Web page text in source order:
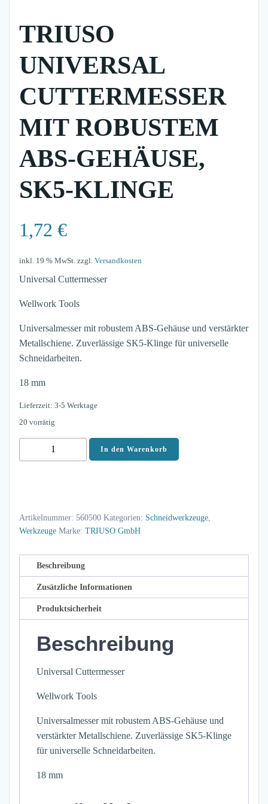
TRIUSO
UNIVERSAL
CUTTERMESSER
MIT ROBUSTEM
ABS-GEHÄUSE,
SK5-KLINGE
1,72 €
inkl. 19 % MwSt. zzgl. Versandkosten
Universal Cuttermesser
Wellwork Tools
Universalmesser mit robustem ABS-Gehäuse und verstärkter
Metallschiene. Zuverlässige SK5-Klinge für universelle
Schneidarbeiten.
18 mm
Lieferzeit: 3-5 Werktage
20 vorrätig
Universal
ABS-
Gehäuse,
Klinge
Menge
In den Warenkorb
Artikelnummer: 560500 Kategorien: Schneidwerkzeuge
Werkzeuge Marke: TRIUSO GmbH
Beschreibung
Zusätzliche Informationen
Produktsicherheit
Beschreibung
Universal Cuttermesser
Wellwork Tools
Universalmesser mit robustem ABS-Gehäuse und
verstärkter Metallschiene. Zuverlässige SK5-Klinge
für universelle Schneidarbeiten.
18 mm